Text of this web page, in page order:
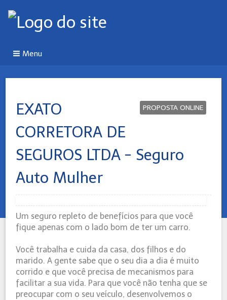
Menu
PROPOSTA ONLINE
EXATO
CORRETORA DE
SEGUROS LTDA - Seguro
Auto Mulher
Um seguro repleto de benefícios para que você
fique apenas com o lado bom de ter um carro.
Você trabalha e cuida da casa, dos filhos e do
marido. A gente sabe que o seu dia a dia é muito
corrido e que você precisa de mecanismos para
facilitar a sua vida. Para que você não tenha que se
preocupar com o seu veículo, desenvolvemos o